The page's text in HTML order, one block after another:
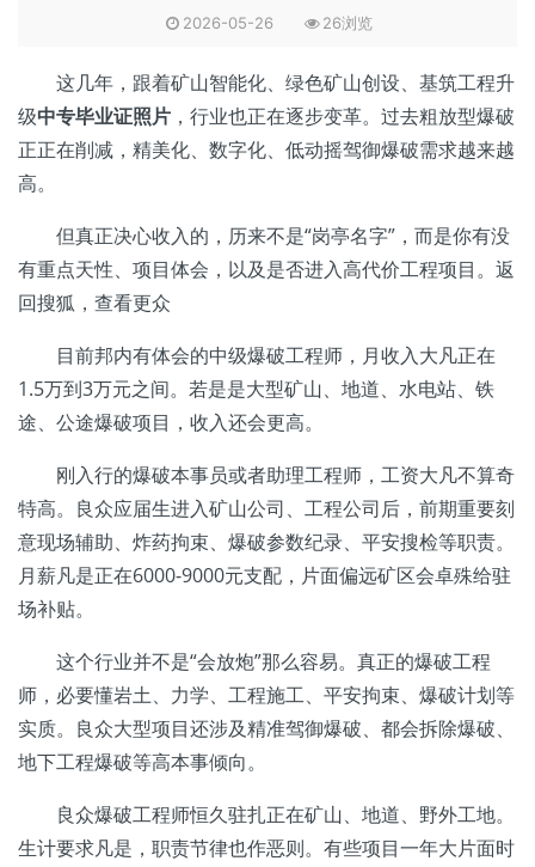
2026-05-26 26浏览
这几年，跟着矿山智能化、绿色矿山创设、基筑工程升
级中专毕业证照片 ，行业也正在逐步变革。过去粗放型爆破
正正在削减，精美化、数字化、低动摇驾御爆破需求越来越
高。
但真正决心收入的，历来不是“岗亭名字”，而是你有没
有重点天性、项目体会，以及是否进入高代价工程项目。返
回搜狐，查看更众
目前邦内有体会的中级爆破工程师，月收入大凡正在
1.5万到3万元之间。若是是大型矿山、地道、水电站、铁
途、公途爆破项目，收入还会更高。
刚入行的爆破本事员或者助理工程师，工资大凡不算奇
特高。良众应届生进入矿山公司、工程公司后，前期重要刻
意现场辅助、炸药拘束、爆破参数纪录、平安搜检等职责。
月薪凡是正在6000-9000元支配，片面偏远矿区会卓殊给驻
场补贴。
这个行业并不是“会放炮”那么容易。真正的爆破工程
师，必要懂岩土、力学、工程施工、平安拘束、爆破计划等
实质。良众大型项目还涉及精准驾御爆破、都会拆除爆破、
地下工程爆破等高本事倾向。
良众爆破工程师恒久驻扎正在矿山、地道、野外工地。
生计要求凡是，职责节律也作恶则。有些项目一年大片面时